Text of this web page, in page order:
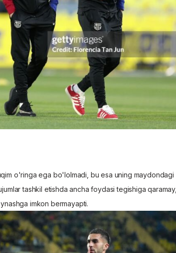
o'ringa ega bo'lolmadi, bu esa uning maydondagi
tashkil etishda ancha foydasi tegishiga qaramay,
imkon bermayapti.